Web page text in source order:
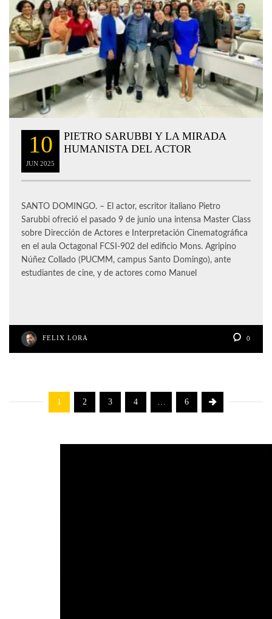
10
JUN 2025
PIETRO SARUBBI Y LA MIRADA
HUMANISTA DEL ACTOR
SANTO DOMINGO. – El actor, escritor italiano Pietro
Sarubbi ofreció el pasado 9 de junio una intensa Master Class
sobre Dirección de Actores e Interpretación Cinematográfica
en el aula Octagonal FCSI-902 del edificio Mons. Agripino
Núñez Collado (PUCMM, campus Santo Domingo), ante
estudiantes de cine, y de actores como Manuel
FELIX LORA 0
1 2 3 4 … 6